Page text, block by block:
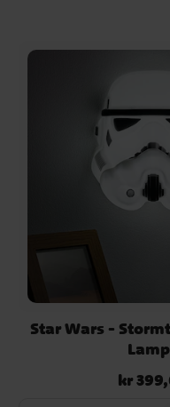
Star Wars -
Pris :kr
kr